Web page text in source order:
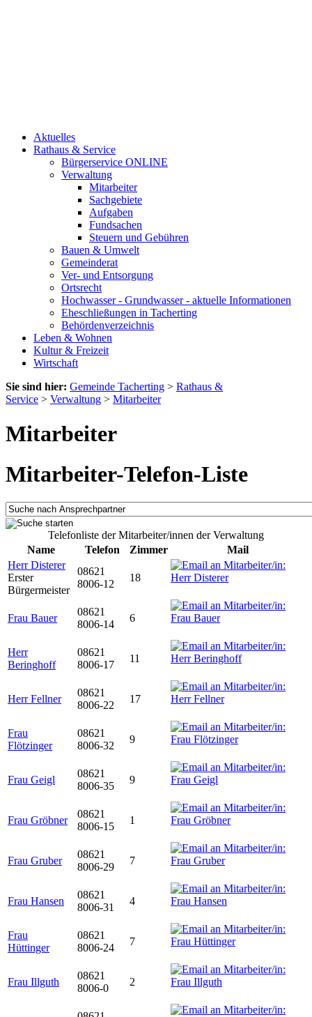
Aktuelles
Rathaus & Service
Bürgerservice ONLINE
Verwaltung
Mitarbeiter
Sachgebiete
Aufgaben
Fundsachen
Steuern und Gebühren
Bauen & Umwelt
Gemeinderat
Ver- und Entsorgung
Ortsrecht
Hochwasser - Grundwasser - aktuelle Informationen
Eheschließungen in Tacherting
Behördenverzeichnis
Leben & Wohnen
Kultur & Freizeit
Wirtschaft
Sie sind hier: Gemeinde Tacherting > Rathaus &
Service > Verwaltung > Mitarbeiter
Mitarbeiter
Mitarbeiter-Telefon-Liste
Telefonliste der Mitarbeiter/innen der Verwaltung
Name
Telefon Zimmer
Mail
Herr Disterer
Erster
Bürgermeister
08621
8006-12
18
Frau Bauer
08621
8006-14
6
Herr
Beringhoff
08621
8006-17
11
Herr Fellner
08621
8006-22
17
Frau
Flötzinger
08621
8006-32
9
Frau Geigl
08621
8006-35
9
Frau Gröbner
08621
8006-15
1
Frau Gruber
08621
8006-29
7
Frau Hansen
08621
8006-31
4
Frau
Hüttinger
08621
8006-24
7
Frau Illguth
08621
8006-0
2